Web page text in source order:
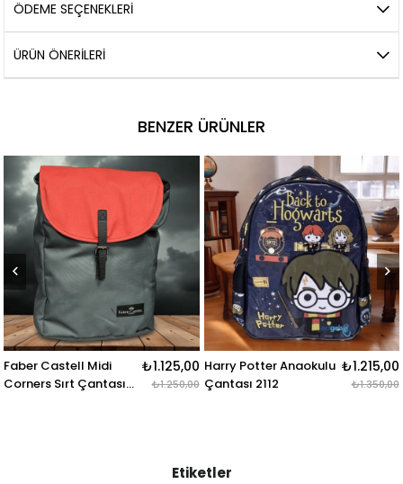
ÖDEME SEÇENEKLERI
ÜRÜN ÖNERILERI
BENZER ÜRÜNLER
₺1.125,00
₺1.250,00
Harry Potter Anaokulu
Çantası 2112
₺1.215,00
₺1.350,00
Us Polo Sırt Çantası
Mor 23184
Etiketler